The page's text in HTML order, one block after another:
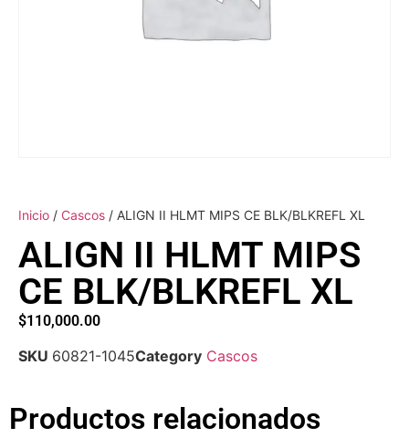
Inicio / Cascos / ALIGN II HLMT MIPS CE BLK/BLKREFL XL
ALIGN II HLMT MIPS
CE BLK/BLKREFL XL
$110,000.00
SKU 60821-1045Category Cascos
Productos relacionados